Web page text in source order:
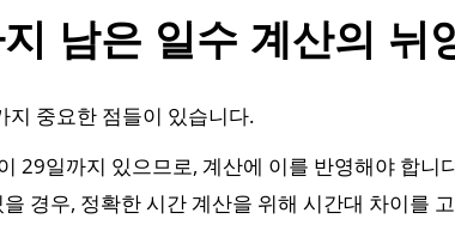
남은 일수 계산의 뉘
지 중요한 점들이 있습니다.
29일까지 있으므로, 계산에 이를 반영해야 합니
경우, 정확한 시간 계산을 위해 시간대 차이를